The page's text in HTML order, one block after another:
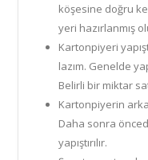
köşesine doğru
yeri hazırlanmış
Kartonpiyeri
lazım. Genelde
Belirli bir miktar
Kartonpiyerin
Daha sonra
yapıştırılır.